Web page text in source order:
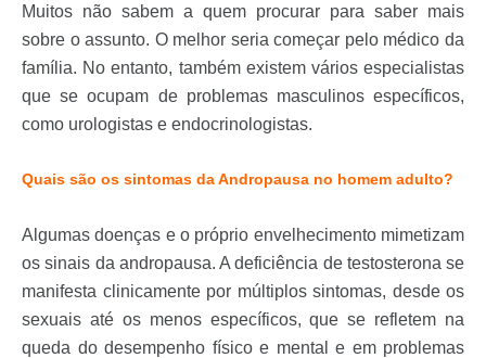
Muitos não sabem a quem procurar para saber mais
sobre o assunto. O melhor seria começar pelo médico da
família. No entanto, também existem vários especialistas
que se ocupam de problemas masculinos específicos,
como urologistas e endocrinologistas.
Quais são os sintomas da Andropausa no homem adulto?
Algumas doenças e o próprio envelhecimento mimetizam
os sinais da andropausa. A deficiência de testosterona se
manifesta clinicamente por múltiplos sintomas, desde os
sexuais até os menos específicos, que se refletem na
queda do desempenho físico e mental e em problemas